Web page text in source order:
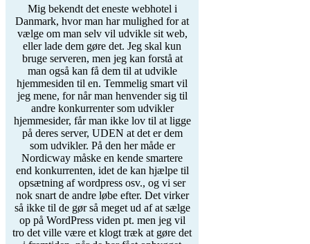
Mig bekendt det eneste webhotel i
Danmark, hvor man har mulighed for at
vælge om man selv vil udvikle sit web,
eller lade dem gøre det. Jeg skal kun
bruge serveren, men jeg kan forstå at
man også kan få dem til at udvikle
hjemmesiden til en. Temmelig smart vil
jeg mene, for når man henvender sig til
andre konkurrenter som udvikler
hjemmesider, får man ikke lov til at ligge
på deres server, UDEN at det er dem
som udvikler. På den her måde er
Nordicway måske en kende smartere
end konkurrenten, idet de kan hjælpe til
opsætning af wordpress osv., og vi ser
nok snart de andre løbe efter. Det virker
så ikke til de gør så meget ud af at sælge
op på WordPress viden pt. men jeg vil
tro det ville være et klogt træk at gøre det